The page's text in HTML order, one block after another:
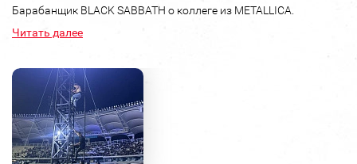
Барабанщик BLACK SABBATH о коллеге из METALLICA.
Читать далее